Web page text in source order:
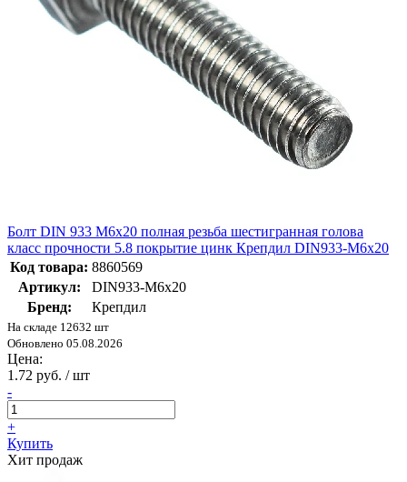
Болт DIN 933 М6х20 полная резьба шестигранная голова
класс прочности 5.8 покрытие цинк Крепдил DIN933-М6x20
Код товара: 8860569
Артикул:
DIN933-М6x20
Бренд:
Крепдил
На складе 12632 шт
Обновлено 05.08.2026
Цена:
1.72 руб. / шт
-
+
Купить
Хит продаж